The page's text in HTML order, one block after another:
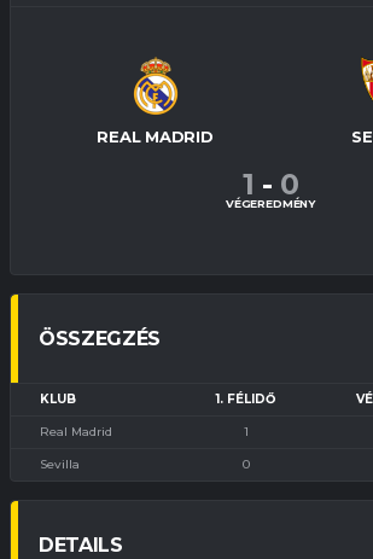
REAL MADRID
1 - 0
VÉGEREDMÉNY
ÖSSZEGZÉS
KLUB 1. FÉLIDŐ
Real Madrid 1
Sevilla 0
DETAILS